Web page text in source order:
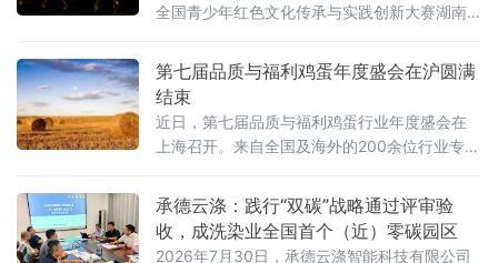
全国青少年红色文化传承与实践创新大赛湖南
聚洞庭湖畔，这场教育部、湖南省教育厅备案
白名单公益赛事，是落实立德树人、培育时代
新人的重要实践。
第七届品质与福利鸡蛋年度盛会在沪圆满
结束
近日，第七届品质与福利鸡蛋行业年度盛会在
上海召开。来自全国及海外的200余位行业专
绕“蓄势破局，非笼领航”主题，探讨产业转型、
技术创新与消费升级路径。
承德云涤：践行“双碳”战略通过评审验
收，成洗染业全国首个（近）零碳园区
2026年7月30日，承德云涤智能科技有限公司